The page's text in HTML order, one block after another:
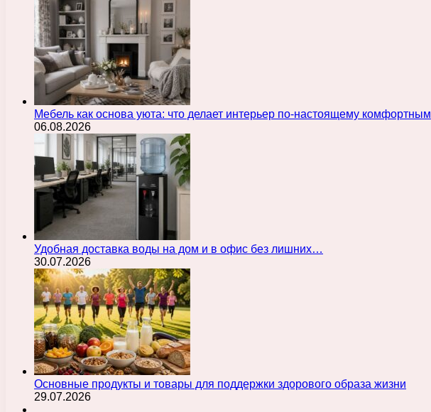
Мебель как основа уюта: что делает интерьер по-настоящему комфортным
06.08.2026
Удобная доставка воды на дом и в офис без лишних…
30.07.2026
Основные продукты и товары для поддержки здорового образа жизни
29.07.2026